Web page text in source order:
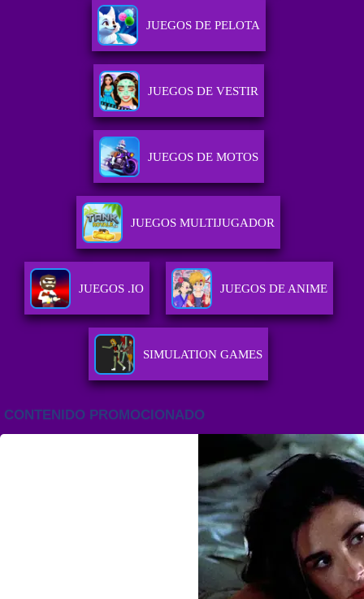
JUEGOS DE PELOTA
JUEGOS DE VESTIR
JUEGOS DE MOTOS
JUEGOS MULTIJUGADOR
JUEGOS .IO JUEGOS DE ANIME
SIMULATION GAMES